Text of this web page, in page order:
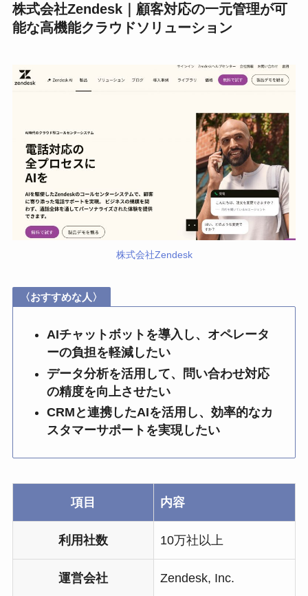
株式会社Zendesk｜顧客対応の一元管理が可
能な高機能クラウドソリューション
株式会社Zendesk
〈おすすめな人〉
AIチャットボットを導入し、オペレータ
ーの負担を軽減したい
データ分析を活用して、問い合わせ対応
の精度を向上させたい
CRMと連携したAIを活用し、効率的なカ
スタマーサポートを実現したい
項目 内容
利用社数 10万社以上
運営会社 Zendesk, Inc.